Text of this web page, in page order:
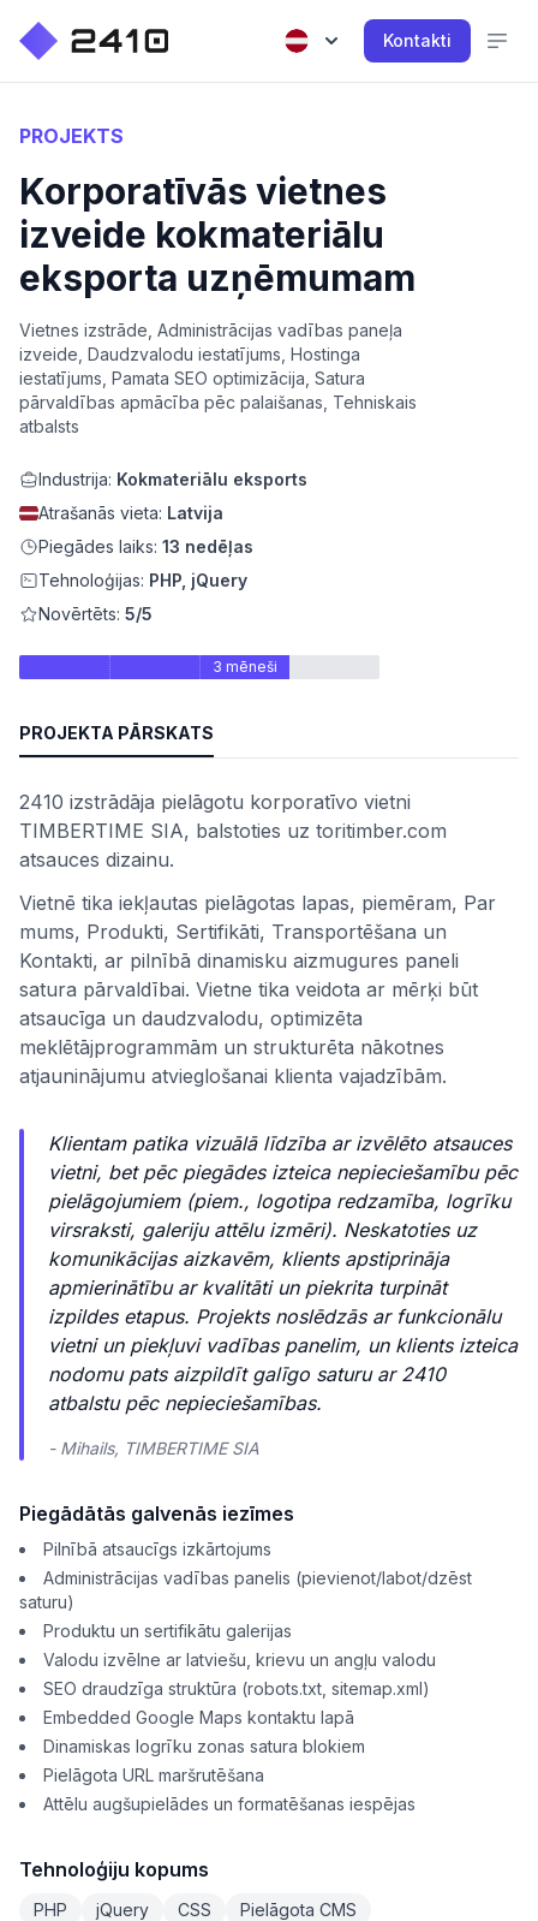
Kontakti
PROJEKTS
Korporatīvās vietnes
izveide kokmateriālu
eksporta uzņēmumam
Vietnes izstrāde, Administrācijas vadības paneļa
izveide, Daudzvalodu iestatījums, Hostinga
iestatījums, Pamata SEO optimizācija, Satura
pārvaldības apmācība pēc palaišanas, Tehniskais
atbalsts
Industrija: Kokmateriālu eksports
Atrašanās vieta: Latvija
Piegādes laiks: 13 nedēļas
Tehnoloģijas: PHP, jQuery
Novērtēts: 5/5
3 mēneši
PROJEKTA PĀRSKATS
2410 izstrādāja pielāgotu korporatīvo vietni
TIMBERTIME SIA, balstoties uz toritimber.com
atsauces dizainu.
Vietnē tika iekļautas pielāgotas lapas, piemēram, Par
mums, Produkti, Sertifikāti, Transportēšana un
Kontakti, ar pilnībā dinamisku aizmugures paneli
satura pārvaldībai. Vietne tika veidota ar mērķi būt
atsaucīga un daudzvalodu, optimizēta
meklētājprogrammām un strukturēta nākotnes
atjauninājumu atvieglošanai klienta vajadzībām.
Klientam patika vizuālā līdzība ar izvēlēto atsauces
vietni, bet pēc piegādes izteica nepieciešamību pēc
pielāgojumiem (piem., logotipa redzamība, logrīku
virsraksti, galeriju attēlu izmēri). Neskatoties uz
komunikācijas aizkavēm, klients apstiprināja
apmierinātību ar kvalitāti un piekrita turpināt
izpildes etapus. Projekts noslēdzās ar funkcionālu
vietni un piekļuvi vadības panelim, un klients izteica
nodomu pats aizpildīt galīgo saturu ar 2410
atbalstu pēc nepieciešamības.
- Mihails, TIMBERTIME SIA
Piegādātās galvenās iezīmes
Pilnībā atsaucīgs izkārtojums
Administrācijas vadības panelis (pievienot/labot/dzēst
saturu)
Produktu un sertifikātu galerijas
Valodu izvēlne ar latviešu, krievu un angļu valodu
SEO draudzīga struktūra (robots.txt, sitemap.xml)
Embedded Google Maps kontaktu lapā
Dinamiskas logrīku zonas satura blokiem
Pielāgota URL maršrutēšana
Attēlu augšupielādes un formatēšanas iespējas
Tehnoloģiju kopums
PHP jQuery CSS
Pielāgota CMS